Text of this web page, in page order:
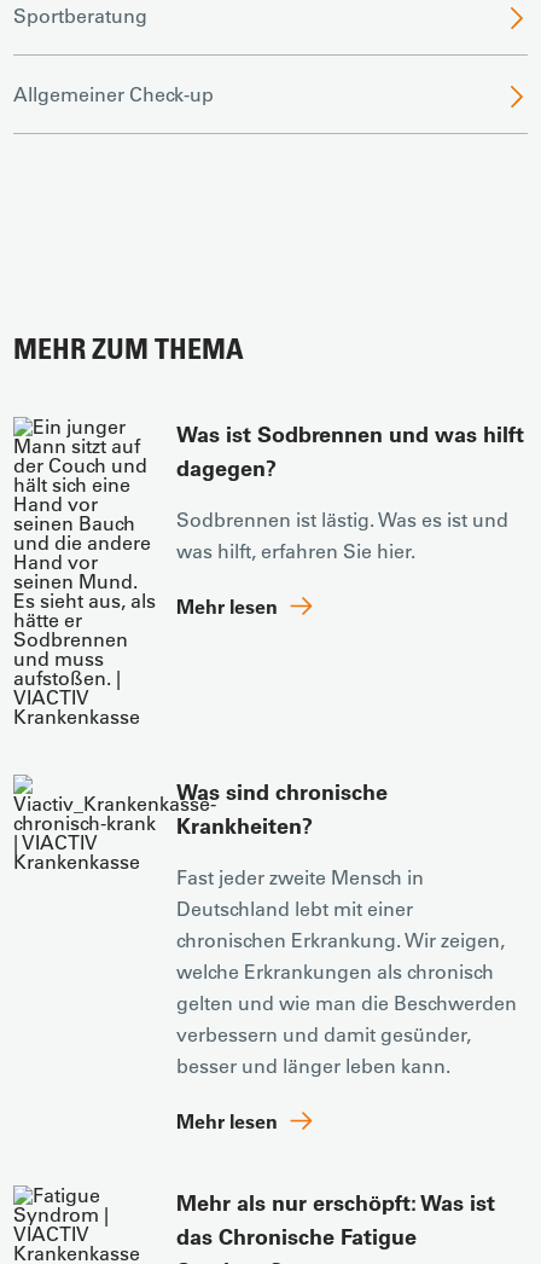
Sportberatung
Allgemeiner Check-up
MEHR ZUM THEMA
Was ist Sodbrennen und was hilft
dagegen?
Sodbrennen ist lästig. Was es ist und
was hilft, erfahren Sie hier.
Mehr lesen
Was sind chronische
Krankheiten?
Fast jeder zweite Mensch in
Deutschland lebt mit einer
chronischen Erkrankung. Wir zeigen,
welche Erkrankungen als chronisch
gelten und wie man die Beschwerden
verbessern und damit gesünder,
besser und länger leben kann.
Mehr lesen
Mehr als nur erschöpft: Was ist
das Chronische Fatigue